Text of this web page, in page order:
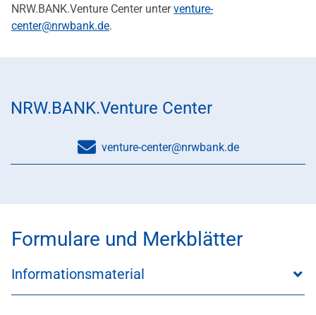
NRW.BANK.Venture Center unterventure-
center@nrwbank.de.
NRW.BANK.Venture Center
venture-center@nrwbank.de
Formulare und Merkblätter
Informationsmaterial